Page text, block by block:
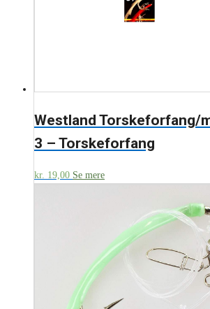
Westland Torskeforfang/
3 – Torskeforfang
kr. 19,00 Se mere